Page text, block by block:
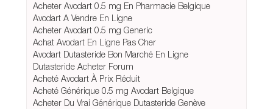
Acheter Avodart 0.5 mg En Pharmacie Belgique
Avodart A Vendre En Ligne
Acheter Avodart 0.5 mg Generic
Achat Avodart En Ligne Pas Cher
Avodart Dutasteride Bon Marché En Ligne
Dutasteride Acheter Forum
Acheté Avodart À Prix Réduit
Acheté Générique 0.5 mg Avodart Belgique
Acheter Du Vrai Générique Dutasteride Genève